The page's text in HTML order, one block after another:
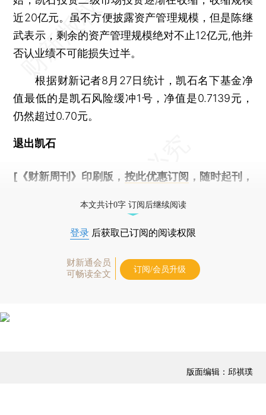
近20亿元。虽不方便披露资产管理规模，但是陈继
武表示，剩余的资产管理规模绝对不止12亿元,他并
否认业绩不可能损失过半。
根据财新记者8月27日统计，凯石名下基金净
值最低的是凯石风险缓冲1号，净值是0.7139元，
仍然超过0.70元。
退出凯石
[《财新周刊》印刷版， 按此优惠订阅 ，随时起刊，
本文共计0字 订阅后继续阅读
登录 后获取已订阅的阅读权限
财新通会员
可畅读全文
订阅/会员升级
版面编辑：邱祺璞